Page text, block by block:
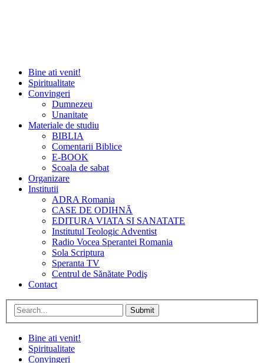
Bine ati venit!
Spiritualitate
Convingeri
Dumnezeu
Unanitate
Materiale de studiu
BIBLIA
Comentarii Biblice
E-BOOK
Scoala de sabat
Organizare
Institutii
ADRA Romania
CASE DE ODIHNĂ
EDITURA VIATA SI SANATATE
Institutul Teologic Adventist
Radio Vocea Sperantei Romania
Sola Scriptura
Speranta TV
Centrul de Sănătate Podiş
Contact
Submit
Bine ati venit!
Spiritualitate
Convingeri